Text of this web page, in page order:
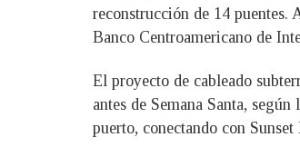
reconstrucción de 14
Banco Centroamericano de
El proyecto de cableado
antes de Semana Santa,
puerto, conectando con